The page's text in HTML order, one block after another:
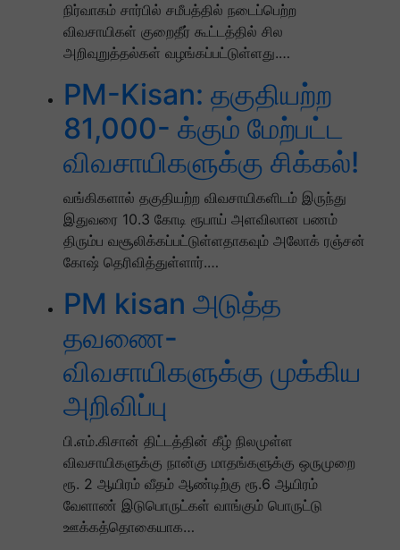
நிர்வாகம் சார்பில் சமீபத்தில் நடைப்பெற்ற
விவசாயிகள் குறைதீர் கூட்டத்தில் சில
அறிவுறுத்தல்கள் வழங்கப்பட்டுள்ளது.…
PM-Kisan: தகுதியற்ற
81,000- க்கும் மேற்பட்ட
விவசாயிகளுக்கு சிக்கல்!
வங்கிகளால் தகுதியற்ற விவசாயிகளிடம் இருந்து
இதுவரை 10.3 கோடி ரூபாய் அளவிலான பணம்
திரும்ப வசூலிக்கப்பட்டுள்ளதாகவும் அலோக் ரஞ்சன்
கோஷ் தெரிவித்துள்ளார்.…
PM kisan அடுத்த
தவணை-
விவசாயிகளுக்கு முக்கிய
அறிவிப்பு
பி.எம்.கிசான் திட்டத்தின் கீழ் நிலமுள்ள
விவசாயிகளுக்கு நான்கு மாதங்களுக்கு ஒருமுறை
ரூ. 2 ஆயிரம் வீதம் ஆண்டிற்கு ரூ.6 ஆயிரம்
வேளாண் இடுபொருட்கள் வாங்கும் பொருட்டு
ஊக்கத்தொகையாக…